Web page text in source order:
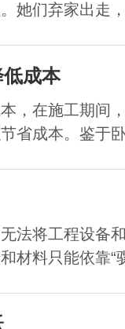
她们弃家出走
成本
，在施工期间
省成本。鉴于
法将工程设备
材料只能依靠“